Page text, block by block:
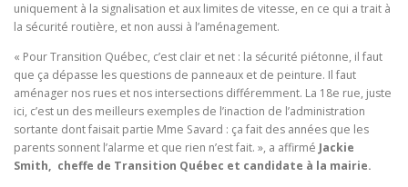
uniquement à la signalisation et aux limites de vitesse, en ce qui a trait à
la sécurité routière, et non aussi à l’aménagement.
« Pour Transition Québec, c’est clair et net : la sécurité piétonne, il faut
que ça dépasse les questions de panneaux et de peinture. Il faut
aménager nos rues et nos intersections différemment. La 18e rue, juste
ici, c’est un des meilleurs exemples de l’inaction de l’administration
sortante dont faisait partie Mme Savard : ça fait des années que les
parents sonnent l’alarme et que rien n’est fait. », a affirmé Jackie
Smith, cheffe de Transition Québec et candidate à la mairie.